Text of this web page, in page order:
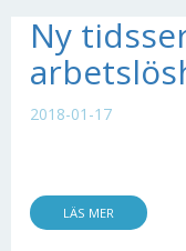
Ny
2018-01-17
LÄS MER